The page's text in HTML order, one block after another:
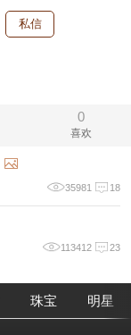
私信
0
喜欢
35981 18
113412 23
珠宝 明星